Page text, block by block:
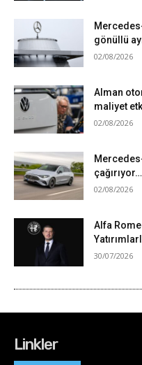
Linkler